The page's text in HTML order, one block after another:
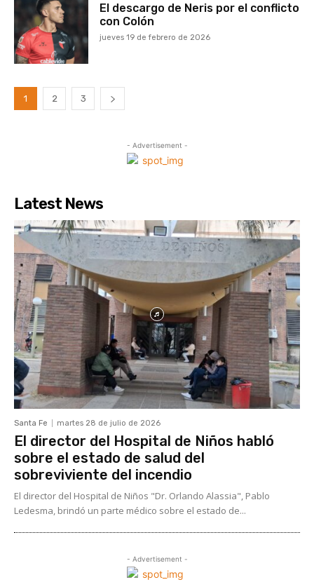
El descargo de Neris por el conflicto
con Colón
jueves 19 de febrero de 2026
1 2 3
- Advertisement -
Latest News
Santa Fe martes 28 de julio de 2026
El director del Hospital de Niños habló
sobre el estado de salud del
sobreviviente del incendio
El director del Hospital de Niños "Dr. Orlando Alassia", Pablo
Ledesma, brindó un parte médico sobre el estado de...
- Advertisement -